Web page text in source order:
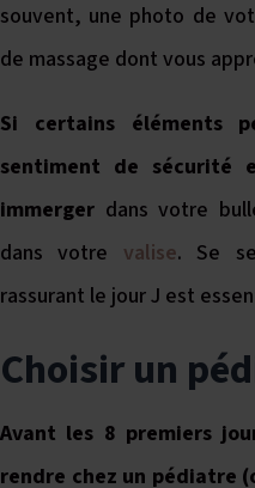
souvent, une photo de
de massage dont vous
Si certains éléments
sentiment de sécurité
immerger dans votre
dans votre valise. Se
rassurant le jour J est
Choisir un
Avant les 8 premiers
rendre chez un pédiatre